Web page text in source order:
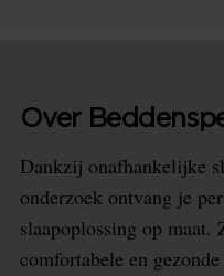
Over
Dankzij onafhankelijke
onderzoek ontvang je
slaapoplossing op
comfortabele en